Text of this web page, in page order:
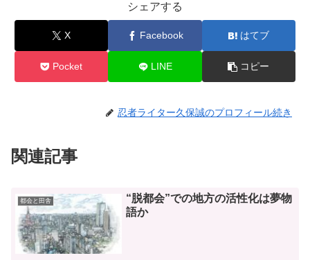
シェアする
X Facebook はてブ
Pocket LINE コピー
忍者ライター久保誠のプロフィール続き
関連記事
都会と田舎
“脱都会”での地方の活性化は夢物
語か